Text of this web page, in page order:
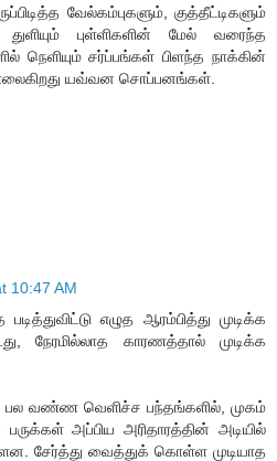
வேல்கம்புகளும், குத்தீட்டிகளும்
புள்ளிகளின் மேல் வரைந்த
நெளியும் சர்ப்பங்கள் பிளந்த நாக்கின்
யவ்வன சொப்பனங்கள்.
10:47 AM
எழுத ஆரம்பித்து முடிக்க
நேரமில்லாத காரணத்தால் முடிக்க
பல வண்ண வெளிச்ச பந்தங்களில், முகம்
பருக்கள் அப்பிய அரிதாரத்தின் அடியில்
சேர்த்து வைத்துக் கொள்ள முடியாத